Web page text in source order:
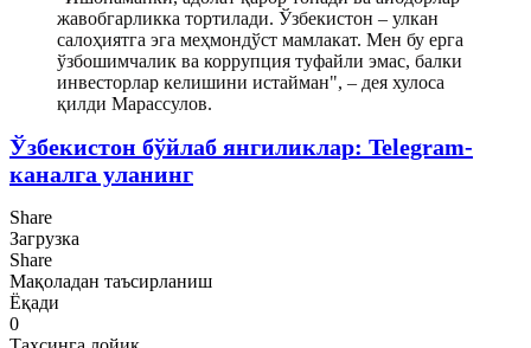
жавобгарликка тортилади. Ўзбекистон – улкан
салоҳиятга эга меҳмондўст мамлакат. Мен бу ерга
ўзбошимчалик ва коррупция туфайли эмас, балки
инвесторлар келишини истайман", – дея хулоса
қилди Марассулов.
Ўзбекистон бўйлаб янгиликлар: Telegram-
каналга уланинг
Share
Загрузка
Share
Мақоладан таъсирланиш
Ёқади
0